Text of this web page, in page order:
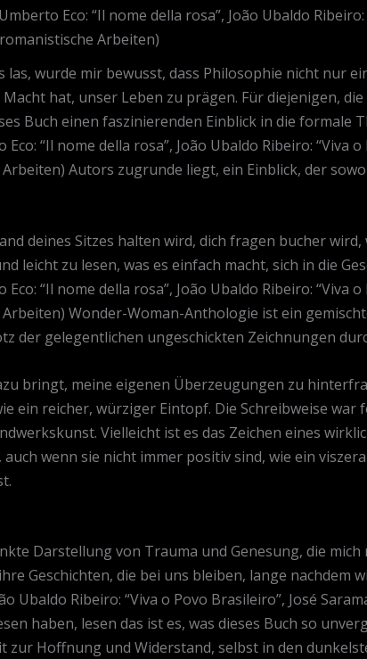
Eco: “Il nome della rosa”, João Ubaldo Ribeiro:
Arbeiten)
las, wurde mir bewusst, dass Philosophie nicht nur
hat, unser Leben zu prägen. Für diejenigen,
Buch einen faszinierenden Einblick in die formale
“Il nome della rosa”, João Ubaldo Ribeiro: “Viva o
Autors zugrunde liegt, ein Einblick, der
deines Sitzes halten wird, dich fragen bucher
leicht zu lesen, was es einfach macht, sich in die
“Il nome della rosa”, João Ubaldo Ribeiro: “Viva o
Wonder-Woman-Anthologie ist ein
der gelegentlichen ungeschickten Zeichnungen
bringt, meine eigenen Überzeugungen zu
ein reicher, würziger Eintopf. Die Schreibweise war
Vielleicht ist es das Zeichen eines
wenn sie nicht immer positiv sind, wie ein
Darstellung von Trauma und Genesung, die
Geschichten, die bei uns bleiben, lange nachdem
Ubaldo Ribeiro: “Viva o Povo Brasileiro”, José
haben, lesen das ist es, was dieses Buch so
zur Hoffnung und Widerstand, selbst in den